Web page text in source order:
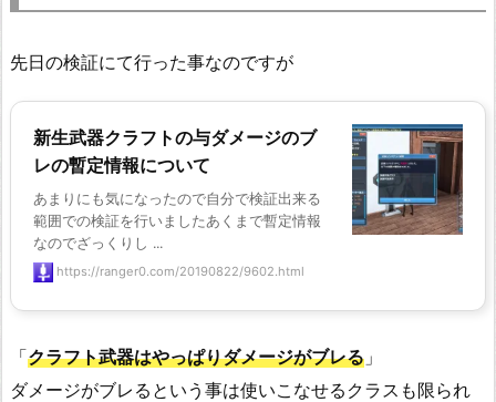
先日の検証にて行った事なのですが
新生武器クラフトの与ダメージのブ
レの暫定情報について
あまりにも気になったので自分で検証出来る
範囲での検証を行いましたあくまで暫定情報
なのでざっくりし ...
https://ranger0.com/20190822/9602.html
「クラフト武器はやっぱりダメージがブレる 」
ダメージがブレるという事は使いこなせるクラスも限られ